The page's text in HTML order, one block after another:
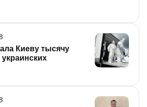
Киеву тысячу